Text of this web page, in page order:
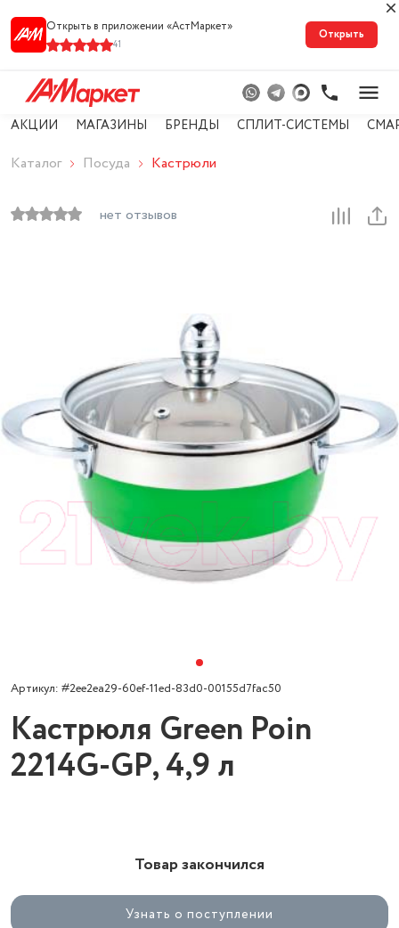
Открыть в приложении «АстМарке‪т‬»
41
Открыть
АКЦИИ МАГАЗИНЫ БРЕНДЫ СПЛИТ-СИСТЕМЫ
Каталог Посуда Кастрюли
нет отзывов
Артикул: #2ee2ea29-60ef-11ed-83d0-00155d7fac50
Кастрюля Green Poin
2214G-GP, 4,9 л
Товар закончился
Узнать о поступлении